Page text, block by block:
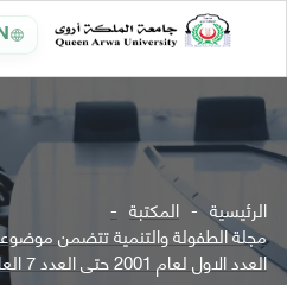
الرئيسية المكتبة
مجلة الطفولة والتنمية تتضمن
العدد الاول لعام 2001 حتى العدد 7 العام2002